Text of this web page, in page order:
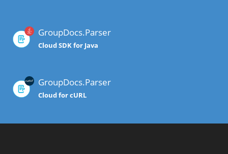
GroupDocs.Parser
Cloud SDK for Java
GroupDocs.Parser
Cloud for cURL